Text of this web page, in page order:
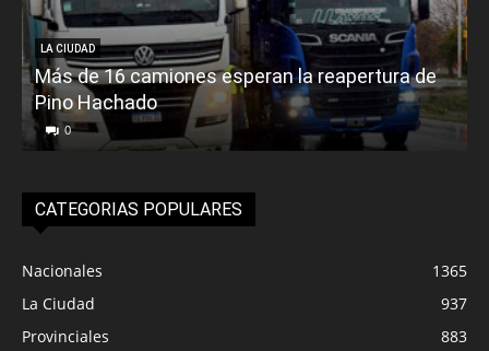
LA CIUDAD
Más de 16 camiones esperan la reapertura de
Pino Hachado
0
CATEGORIAS POPULARES
Nacionales
1365
La Ciudad
937
Provinciales
883